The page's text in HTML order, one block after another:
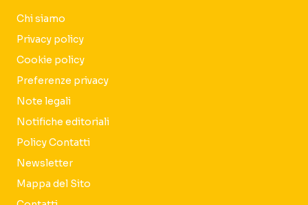
Chi siamo
Privacy policy
Cookie policy
Preferenze privacy
Note legali
Notifiche editoriali
Policy Contatti
Newsletter
Mappa del Sito